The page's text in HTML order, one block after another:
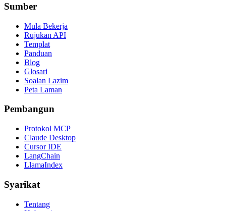
Sumber
Mula Bekerja
Rujukan API
Templat
Panduan
Blog
Glosari
Soalan Lazim
Peta Laman
Pembangun
Protokol MCP
Claude Desktop
Cursor IDE
LangChain
LlamaIndex
Syarikat
Tentang